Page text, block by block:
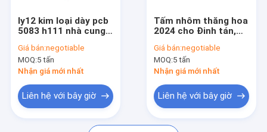
Yêu cầu Đặt giá
ly12 kim loại dày pcb
5083 h111 nhà cung
tấm nhôm tấm
Giá bán:negotiable
MOQ:5 tấn
Nhận giá mới nhất
Liên hệ với bây giờ
Tấm nhôm thăng hoa
2024 cho Đinh tán,
khuôn mẫu, các bộ
phận chính xác, v.v.
Giá bán:negotiable
MOQ:5 tấn
Nhận giá mới nhất
Liên hệ với bây giờ